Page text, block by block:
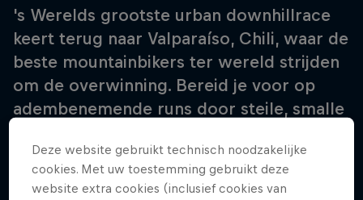
's Werelds grootste urban downhillrace
keert terug naar Valparaíso, Chili, waar de
beste mountainbikers ter wereld strijden
om de overwinning. Bereid je voor op
adembenemende runs door steile, smalle
stop van de driedelige Red Bull Cerro
Abajo-serie.
Deze website gebruikt technisch noodzakelijke
cookies. Met uw toestemming gebruikt deze
website extra cookies (inclusief cookies van